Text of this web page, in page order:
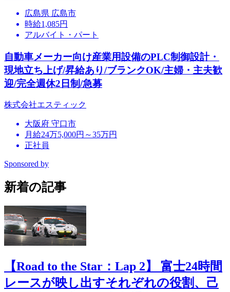
広島県 広島市
時給1,085円
アルバイト・パート
自動車メーカー向け産業用設備のPLC制御設計・
現地立ち上げ/昇給あり/ブランクOK/主婦・主夫歓
迎/完全週休2日制/急募
株式会社エスティック
大阪府 守口市
月給24万5,000円～35万円
正社員
Sponsored by
新着の記事
【Road to the Star：Lap 2】 富士24時間
レースが映し出すそれぞれの役割、己